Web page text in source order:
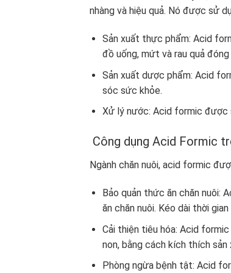
nhàng và hiệu quả. Nó được sử
Sản xuất thực phẩm: Acid
đồ uống, mứt và rau quả đóng
Sản xuất dược phẩm: Acid
sóc sức khỏe.
Xử lý nước: Acid formic được
Công dụng Acid Formic
Ngành chăn nuôi, acid formic
Bảo quản thức ăn chăn nuôi:
ăn chăn nuôi. Kéo dài thời
Cải thiện tiêu hóa: Acid
non, bằng cách kích thích
Phòng ngừa bệnh tật: Acid